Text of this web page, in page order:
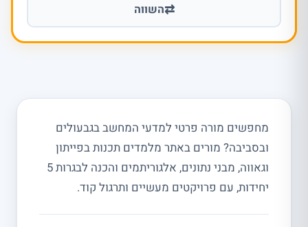
⇄השווה
מחפשים מורה פרטי למדעי המחשב בגבעולים
ובסביבה? מורים באתר מלמדים תכנות בפייתון
וגאווה, מבני נתונים, אלגוריתמים והכנה לבגרות 5
יחידות, עם פרויקטים מעשיים ותרגול קוד.